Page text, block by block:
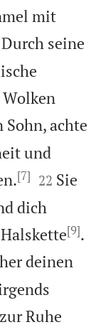
mit
Durch seine
Sohn, achte
und
[7] 

22 Sie
dich
[9].
deinen
Ruhe